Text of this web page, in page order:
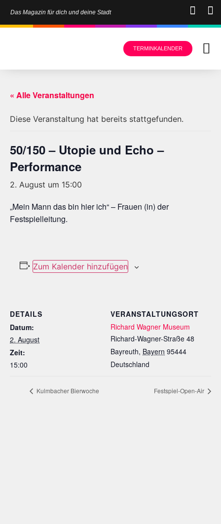
Das Magazin für dich und deine Stadt
TERMINKALENDER
« Alle Veranstaltungen
Diese Veranstaltung hat bereits stattgefunden.
50/150 – Utopie und Echo –
Performance
2. August um 15:00
„Mein Mann das bin hier ich“ – Frauen (in) der
Festspielleitung.
Zum Kalender hinzufügen
DETAILS
Datum:
2. August
Zeit:
15:00
VERANSTALTUNGSORT
Richard Wagner Museum
Richard-Wagner-Straße 48
Bayreuth, Bayern 95444
Deutschland
Kulmbacher Bierwoche Festspiel-Open-Air